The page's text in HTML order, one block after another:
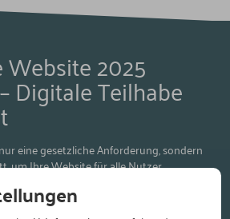
2025
Digitale Teilhabe
eine gesetzliche Anforderung, sondern
um Ihre Website für alle Nutzer
Standards wie den WCAG und der EU-
Mit einem umfassenden Audit